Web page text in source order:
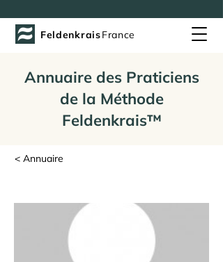
FeldenkraisFrance
Annuaire des Praticiens
de la Méthode
Feldenkrais™
< Annuaire